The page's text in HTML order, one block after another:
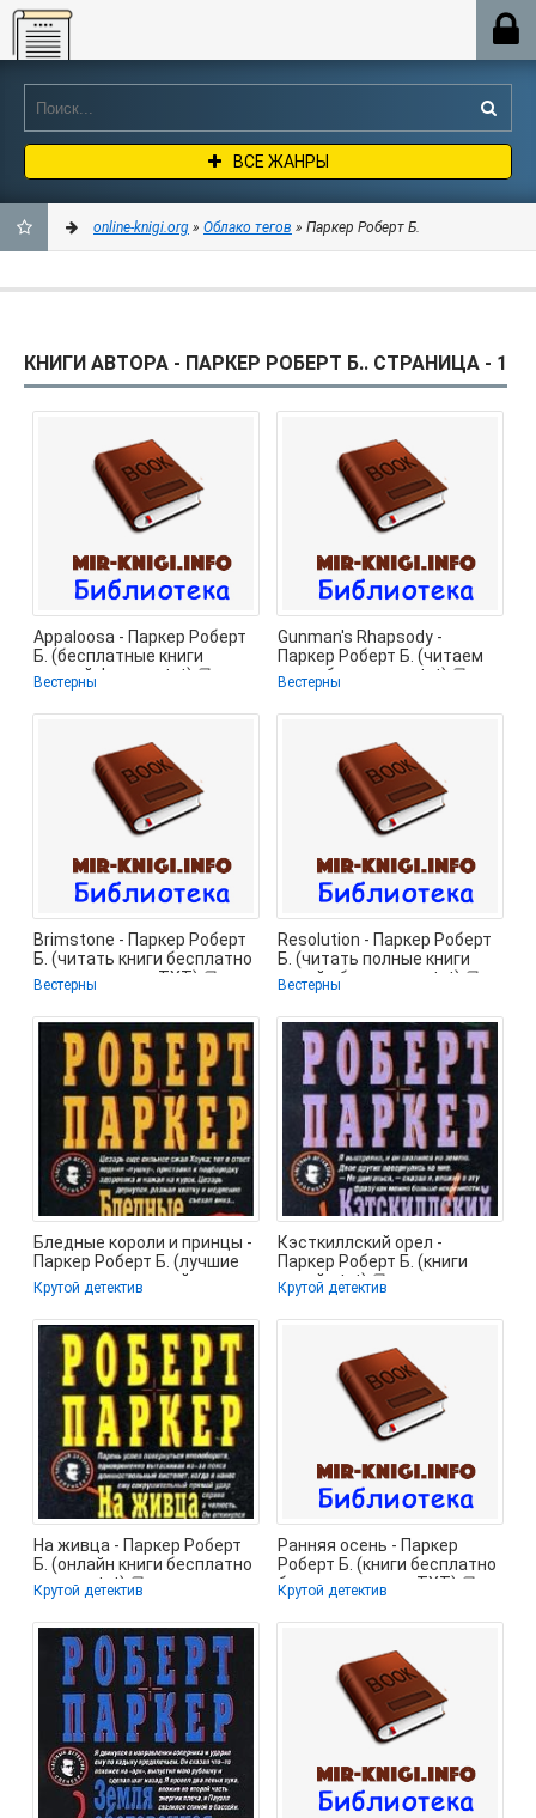
Online-knigi.org
ВСЕ ЖАНРЫ
ЗАКЛАДКИ
online-knigi.org » Облако тегов » Паркер Роберт Б.
КНИГИ АВТОРА - ПАРКЕР РОБЕРТ Б.. СТРАНИЦА - 1
Appaloosa - Паркер Роберт
Б. (бесплатные книги
полный формат txt) 📗
Вестерны
Gunman's Rhapsody -
Паркер Роберт Б. (читаем
книги бесплатно .txt) 📗
Вестерны
Brimstone - Паркер Роберт
Б. (читать книги бесплатно
полные версии TXT) 📗
Вестерны
Resolution - Паркер Роберт
Б. (читать полные книги
онлайн бесплатно .txt) 📗
Вестерны
Бледные короли и принцы -
Паркер Роберт Б. (лучшие
книги читать онлайн
Крутой детектив
Кэсткиллский орел -
Паркер Роберт Б. (книги
онлайн txt) 📗
Крутой детектив
На живца - Паркер Роберт
Б. (онлайн книги бесплатно
полные txt) 📗
Крутой детектив
Ранняя осень - Паркер
Роберт Б. (книги бесплатно
без регистрации TXT) 📗
Крутой детектив